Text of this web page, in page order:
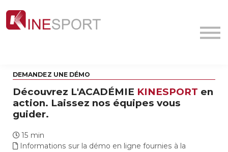
La société
Académie
DEMANDEZ UNE DÉMO
Découvrez L'ACADÉMIE KINESPORT en
action. Laissez nos équipes vous
guider.
15 min
Informations sur la démo en ligne fournies à la